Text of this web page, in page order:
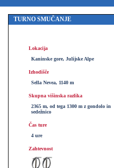
TURNO SMUČANJE
Lokacija
Kaninske gore, Julijske Alpe
Izhodišče
Sella Nevea, 1140 m
Skupna višinska razlika
2365 m, od tega 1300 m z gondolo in
sedežnico
Čas ture
4 ure
Zahtevnost